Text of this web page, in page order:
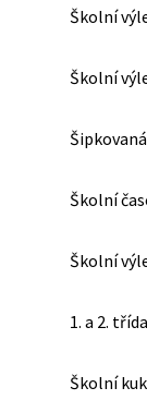
Školní
Školní
Školní
Školní
1. a 2.
Školní